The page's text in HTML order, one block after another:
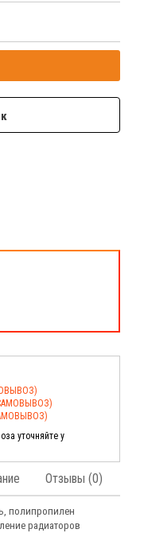
уточняйте у
Отзывы (0)
полипропилен
радиаторов